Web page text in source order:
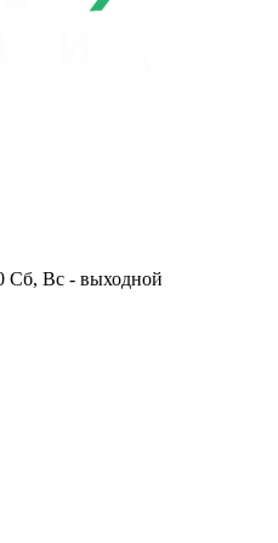
Сб, Вс - выходной